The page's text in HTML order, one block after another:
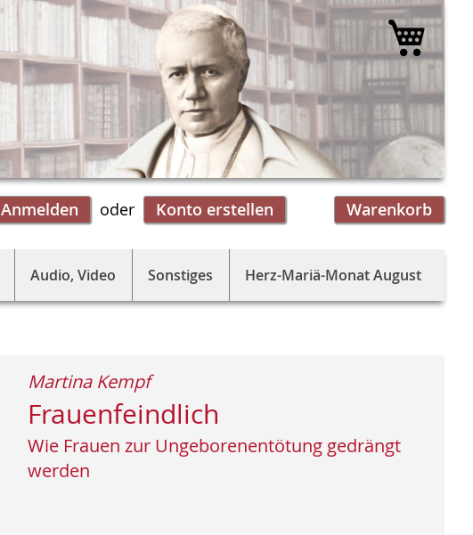
Anmelden Warenkorb
Konto erstellen
Mein
Audio, Video Sonstiges Herz-Mariä-Monat August
Frauenfeindlich
Wie Frauen zur Ungeborenentötung gedrängt
werden
Martina Kempf